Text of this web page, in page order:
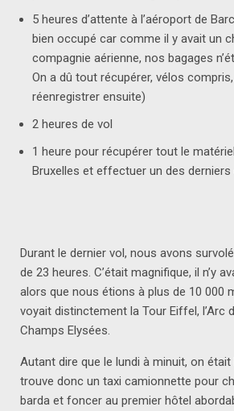
5 heures d’attente à l’aéroport de
bien occupé car comme il y avait un
compagnie aérienne, nos bagages
On a dû tout récupérer, vélos
réenregistrer ensuite)
2 heures de vol
1 heure pour récupérer tout le
Bruxelles et effectuer un des derniers
Durant le dernier vol, nous avons
de 23 heures. C’était magnifique, il n’y
alors que nous étions à plus de 10 000
voyait distinctement la Tour Eiffel, l’Arc
Champs Elysées.
Autant dire que le lundi à minuit, on était
trouve donc un taxi camionnette pour
barda et foncer au premier hôtel